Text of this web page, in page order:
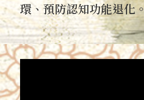
環、預防認知功能退化。